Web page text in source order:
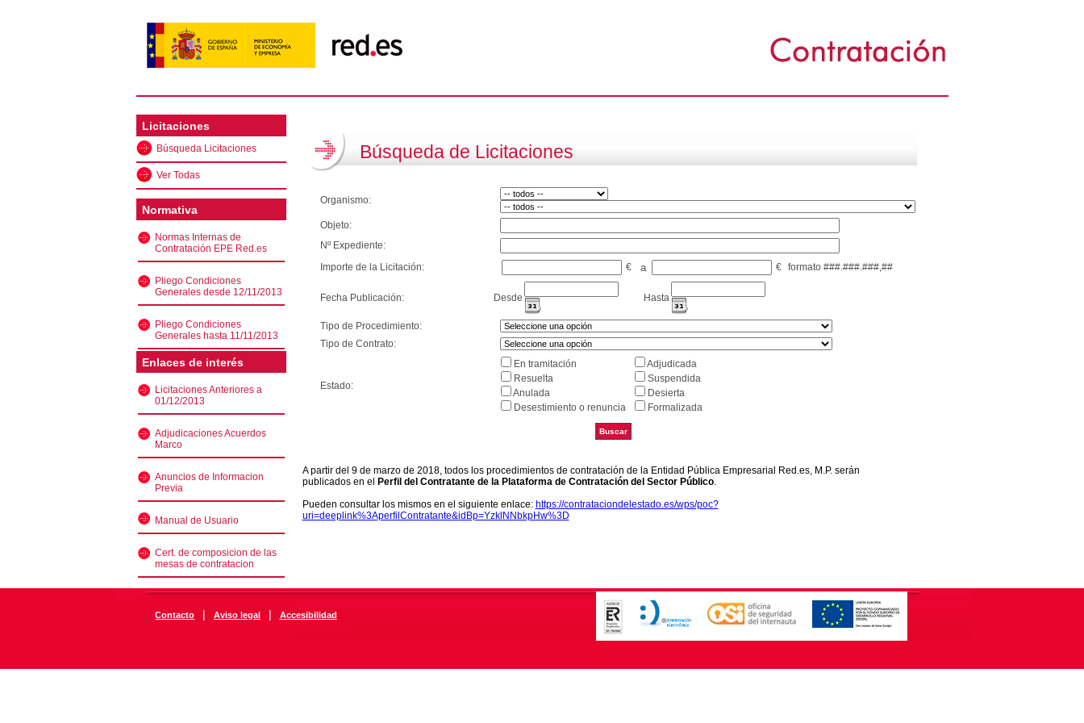
Licitaciones
Búsqueda Licitaciones
Ver Todas
Normativa
Normas Internas de
Contratación EPE Red.es
Pliego Condiciones
Generales desde 12/11/2013
Pliego Condiciones
Generales hasta 11/11/2013
Enlaces de interés
Licitaciones Anteriores a
01/12/2013
Adjudicaciones Acuerdos
Marco
Anuncios de Informacion
Previa
Manual de Usuario
Cert. de composicion de las
mesas de contratacion
Búsqueda de Licitaciones
Organismo:
Objeto:
Nº Expediente:
Importe de la Licitación:
€ a € formato ###.###.###,##
Fecha Publicación: Desde Hasta
Tipo de Procedimiento:
Tipo de Contrato:
Estado:
En tramitación
Adjudicada
Resuelta
Suspendida
Anulada
Desierta
Desestimiento o renuncia
Formalizada
A partir del 9 de marzo de 2018, todos los procedimientos de contratación de la Entidad Pública Empresarial Red.es, M.P. serán
publicados en el
Perfil del Contratante de la Plataforma de Contratación del Sector Público.
Pueden consultar los mismos en el siguiente enlace: https://contrataciondelestado.es/wps/poc?
uri=deeplink%3AperfilContratante&idBp=YzklNNbkpHw%3D
Contacto | Aviso legal | Accesibilidad